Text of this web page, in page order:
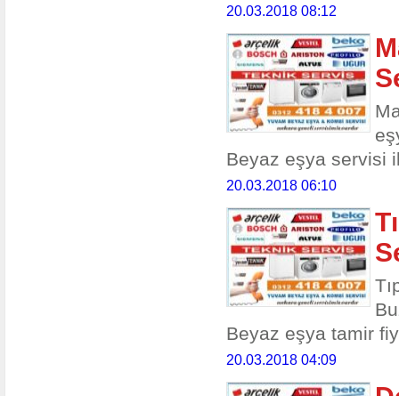
20.03.2018 08:12
Beyaz eşya servisi
20.03.2018 06:10
Beyaz eşya tamir
20.03.2018 04:09